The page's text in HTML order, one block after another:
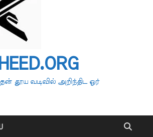
தூய வடிவில் அறிந்திட ஓர்